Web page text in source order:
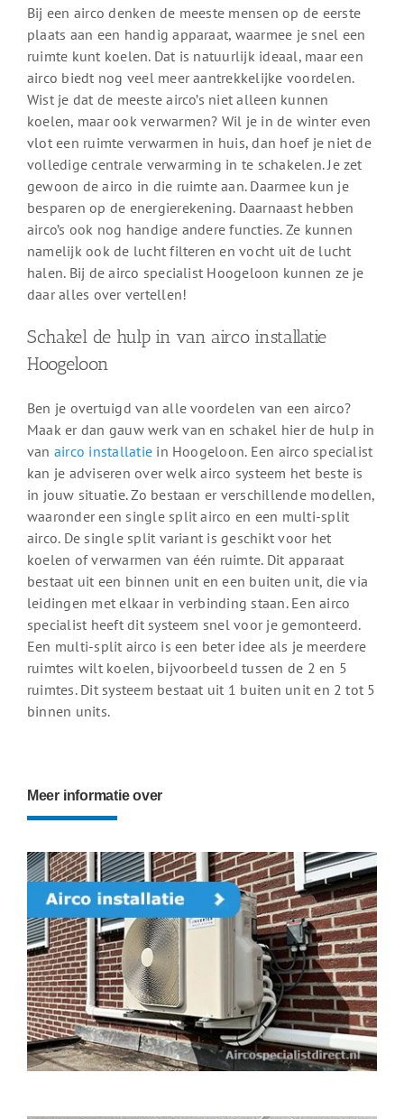
Bij een airco denken de meeste mensen op de eerste
plaats aan een handig apparaat, waarmee je snel een
ruimte kunt koelen. Dat is natuurlijk ideaal, maar een
airco biedt nog veel meer aantrekkelijke voordelen.
Wist je dat de meeste airco’s niet alleen kunnen
koelen, maar ook verwarmen? Wil je in de winter even
vlot een ruimte verwarmen in huis, dan hoef je niet de
volledige centrale verwarming in te schakelen. Je zet
gewoon de airco in die ruimte aan. Daarmee kun je
besparen op de energierekening. Daarnaast hebben
airco’s ook nog handige andere functies. Ze kunnen
namelijk ook de lucht filteren en vocht uit de lucht
halen. Bij de airco specialist Hoogeloon kunnen ze je
daar alles over vertellen!
Schakel de hulp in van airco installatie
Hoogeloon
Ben je overtuigd van alle voordelen van een airco?
Maak er dan gauw werk van en schakel hier de hulp in
van airco installatie in Hoogeloon. Een airco specialist
kan je adviseren over welk airco systeem het beste is
in jouw situatie. Zo bestaan er verschillende modellen,
waaronder een single split airco en een multi-split
airco. De single split variant is geschikt voor het
koelen of verwarmen van één ruimte. Dit apparaat
bestaat uit een binnen unit en een buiten unit, die via
leidingen met elkaar in verbinding staan. Een airco
specialist heeft dit systeem snel voor je gemonteerd.
Een multi-split airco is een beter idee als je meerdere
ruimtes wilt koelen, bijvoorbeeld tussen de 2 en 5
ruimtes. Dit systeem bestaat uit 1 buiten unit en 2 tot 5
binnen units.
Meer informatie over